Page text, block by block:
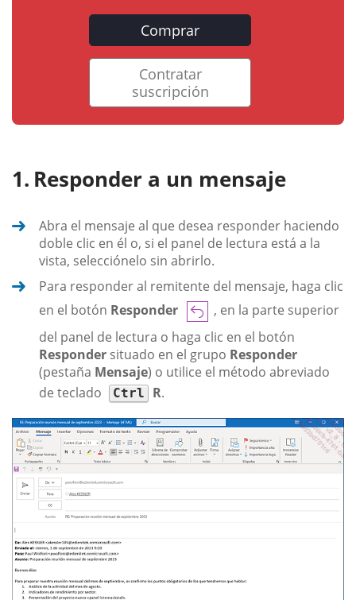
Comprar
Contratar
suscripción
Responder a un mensaje
Abra el mensaje al que desea responder haciendo
doble clic en él o, si el panel de lectura está a la
vista, selecciónelo sin abrirlo.
Para responder al remitente del mensaje, haga clic
en el botón Responder
, en la parte superior
del panel de lectura o haga clic en el botón
Responder situado en el grupo Responder
(pestaña Mensaje) o utilice el método abreviado
de teclado
Ctrl R.